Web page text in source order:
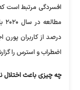
درصد از کاربران
اضطراب و استرس را
چه چیزی باعث